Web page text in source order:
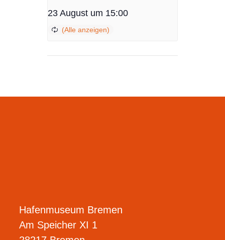
23 August um 15:00
Hafenmuseum Bremen
Am Speicher XI 1